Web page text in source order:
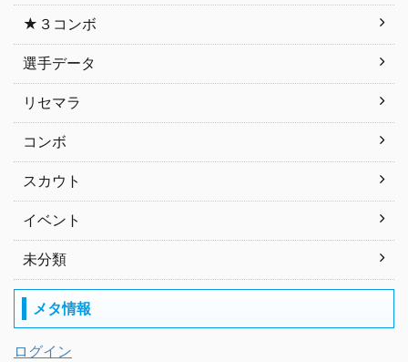
★３コンボ
選手データ
リセマラ
コンボ
スカウト
イベント
未分類
メタ情報
ログイン